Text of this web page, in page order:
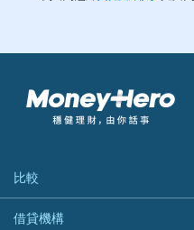
比較
私人貸款比較
借貸機構